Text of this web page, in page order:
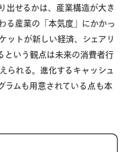
出せるかは、産業構造が大き
る産業の「本気度」にかかっ
ットが新しい経済、シェアリ
という観点は未来の消費者行
られる。進化するキャッシュ
ラムも用意されている点も本